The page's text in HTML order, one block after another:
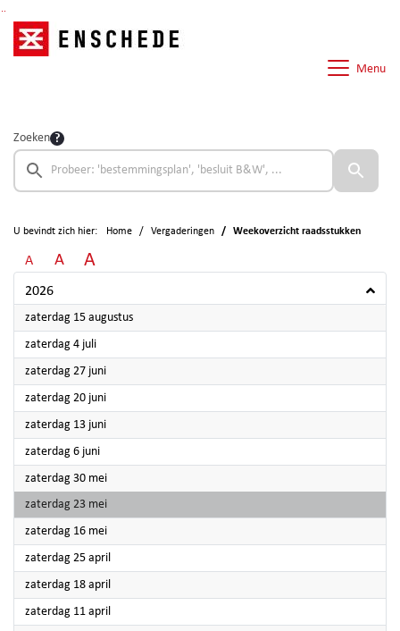
Menu
Zoeken
U bevindt zich hier: Home Vergaderingen Weekoverzicht raadsstukken
A A A
2026
zaterdag 15 augustus2026
zaterdag 4 juli2026
zaterdag 27 juni2026
zaterdag 20 juni2026
zaterdag 13 juni2026
zaterdag 6 juni2026
zaterdag 30 mei2026
zaterdag 23 mei2026
zaterdag 16 mei2026
zaterdag 25 april
zaterdag 18 april
zaterdag 11 april